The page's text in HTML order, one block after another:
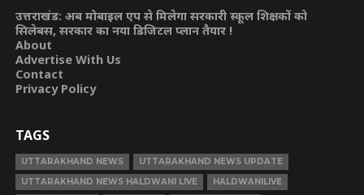
उत्तराखंड: अब मोबाइल एप से मिलेगा सरकारी स्कूल शिक्षकों को
सिलेबस, सरकार का नया डिजिटल प्लान तैयार !
About
Advertise With Us
Contact
Privacy Policy
TAGS
UTTARAKHAND NEWS
UTTARAKHAND NEWS UPDATE
UTTARAKHAND NEWS HALDWANI LIVE
HALDWANILIVE